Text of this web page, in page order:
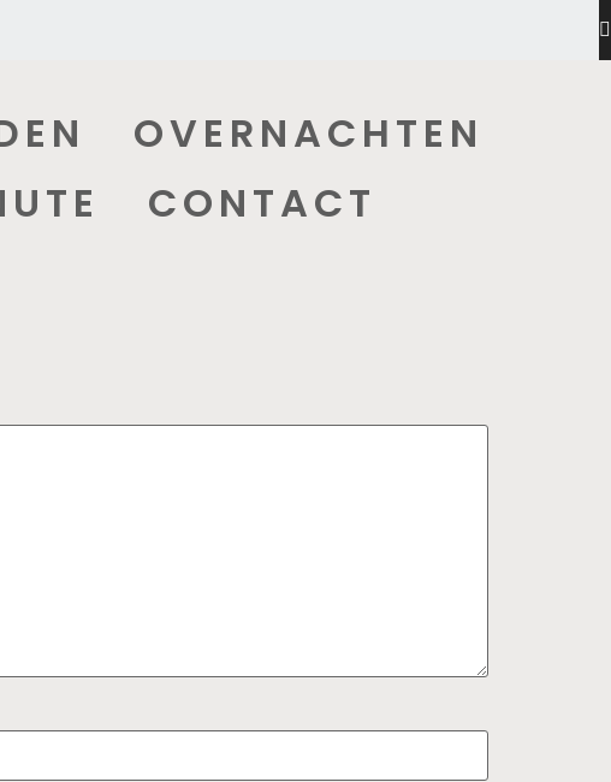
OVERNACHTEN
CONTACT